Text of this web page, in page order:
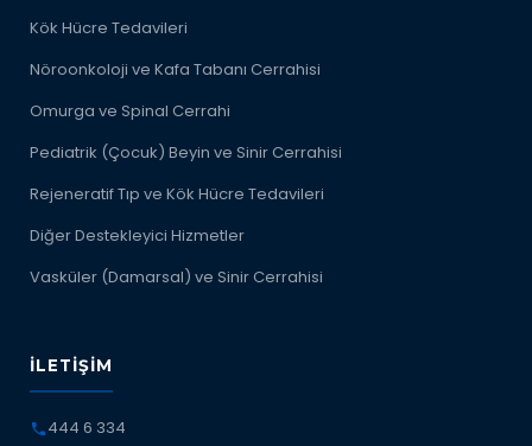
Kök Hücre Tedavileri
Nöroonkoloji ve Kafa Tabanı Cerrahisi
Omurga ve Spinal Cerrahi
Pediatrik (Çocuk) Beyin ve Sinir Cerrahisi
Rejeneratif Tıp ve Kök Hücre Tedavileri
Diğer Destekleyici Hizmetler
Vasküler (Damarsal) ve Sinir Cerrahisi
İLETIŞIM
444 6 334